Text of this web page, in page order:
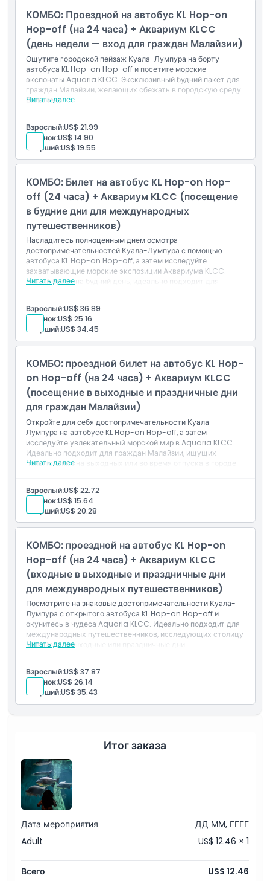
Вход в тематический парк Berjaya Times Square (по
будням)
Доступ к закрытым аттракционам и развлечениям
Действительно для международных
путешественников с понедельника по пятницу (кроме
государственных праздников)
КОМБО: Проездной на автобус KL Hop-on
Hop-off (на 24 часа) + Аквариум KLCC
(день недели — вход для граждан Малайзии)
Ощутите городской пейзаж Куала-Лумпура на борту
автобуса KL Hop-on Hop-off и посетите морские
экспонаты Aquaria KLCC. Эксклюзивный будний пакет для
граждан Малайзии, желающих сбежать в городскую среду.
Читать далее
Включено
(неограниченное количество поездок по будням)
Доступ к нескольким достопримечательностям и
памятникам Куала-Лумпура
Живые или записанные комментарии на борту
Вход в Aquaria KLCC (требуется предварительная
Действительно для граждан Малайзии с понедельника
по пятницу (кроме государственных праздников)
Взрослый:US$ 21.99
Ребенок:US$ 14.90
Старший:US$ 19.55
КОМБО: Билет на автобус KL Hop-on Hop-
off (24 часа) + Аквариум KLCC (посещение
в будние дни для международных
путешественников)
Насладитесь полноценным днем осмотра
достопримечательностей Куала-Лумпура с помощью
автобуса KL Hop-on Hop-off, а затем исследуйте
захватывающие морские экспозиции Аквариума KLCC.
Гибкий билет на будний день, идеально подходит для
Читать далее
Билет на 24 часа на автобус KL Hop-on Hop-off
(неограниченные поездки в будние дни)
Доступ к 27 знаковым остановкам осмотра
достопримечательностей в Куала-Лумпуре
Вход в Аквариум KLCC (требуется предварительная
регистрация)
Действителен для международных путешественников
с понедельника по пятницу (кроме праздничных дней)
Взрослый:US$ 36.89
Ребенок:US$ 25.16
Старший:US$ 34.45
КОМБО: проездной билет на автобус KL Hop-
on Hop-off (на 24 часа) + Аквариум KLCC
(посещение в выходные и праздничные дни
для граждан Малайзии)
Откройте для себя достопримечательности Куала-
Лумпура на автобусе KL Hop-on Hop-off, а затем
исследуйте увлекательный морской мир в Aquaria KLCC.
Идеально подходит для граждан Малайзии, ищущих
приключения на выходных или во время отпуска в городе.
Читать далее
24-часовой билет на автобус KL Hop-on Hop-off
(неограниченное количество поездок в период
действия)
Доступ к 27 остановкам, охватывающим основные
достопримечательности Куала-Лумпура
Вход в Aquaria KLCC (предварительная регистрация
обязательна)
Действует для граждан Малайзии в выходные и
праздничные дни
Взрослый:US$ 22.72
Ребенок:US$ 15.64
Старший:US$ 20.28
КОМБО: проездной на автобус KL Hop-on
Hop-off (на 24 часа) + Аквариум KLCC
(входные в выходные и праздничные дни
для международных путешественников)
Посмотрите на знаковые достопримечательности Куала-
Лумпура с открытого автобуса KL Hop-on Hop-off и
окунитесь в чудеса Aquaria KLCC. Идеально подходит для
международных путешественников, исследующих столицу
Малайзии в выходные или праздничные дни.
Читать далее
Билет на 24 часа на экскурсионный автобус KL Hop-on
Hop-off (неограниченное количество поездок в
течение периода действия)
Доступ к 27 основным достопримечательностям
Действительно для международных
путешественников в выходные и праздничные дни
Взрослый:US$ 37.87
Ребенок:US$ 26.14
Старший:US$ 35.43
Итог заказа
Дата мероприятия
ДД ММ, ГГГГ
Adult
US$ 12.46 × 1
Всего US$ 12.46